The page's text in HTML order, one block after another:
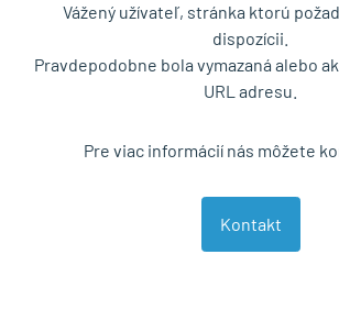
Vážený užívateľ, stránka ktorú
dispozícii.
Pravdepodobne bola vymazaná alebo
URL adresu.
Pre viac informácií nás môžete
Kontakt